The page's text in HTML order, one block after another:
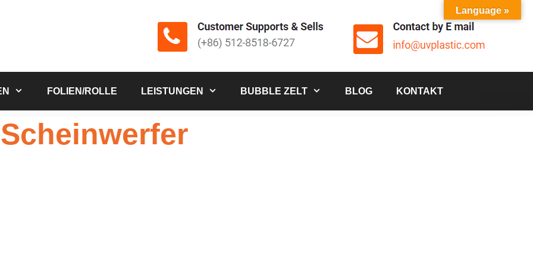
FOLIEN/ROLLE LEISTUNGEN BUBBLE ZELT BLOG KONTAKT
Language »